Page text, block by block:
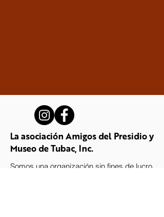
La asociación Amigos del Presidio y
Museo de Tubac, Inc.
Somos una organización sin fines de lucro